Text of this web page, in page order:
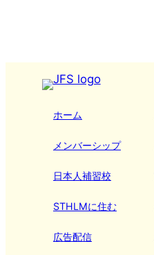
ホーム
メンバーシップ
日本人補習校
STHLMに住む
広告配信